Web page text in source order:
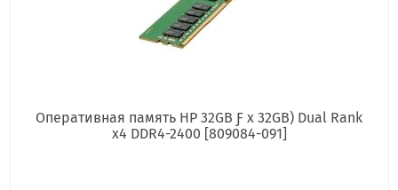
Оперативная память HP 32GB Ƒ x 32GB) Dual Rank
x4 DDR4-2400 [809084-091]